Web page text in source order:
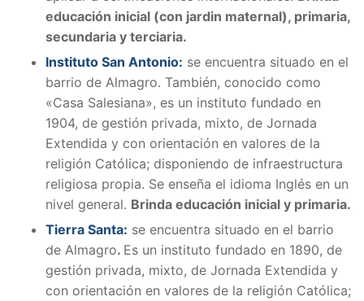
educación inicial (con jardin maternal), primaria,
secundaria y terciaria.
Instituto San Antonio: se encuentra situado en el
barrio de Almagro. También, conocido como
«Casa Salesiana», es un instituto fundado en
1904, de gestión privada, mixto, de Jornada
Extendida y con orientación en valores de la
religión Católica; disponiendo de infraestructura
religiosa propia. Se enseña el idioma Inglés en un
nivel general. Brinda educación inicial y primaria.
Tierra Santa: se encuentra situado en el barrio
de Almagro. Es un instituto fundado en 1890, de
gestión privada, mixto, de Jornada Extendida y
con orientación en valores de la religión Católica;